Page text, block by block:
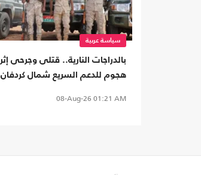
سياسة عربية
بالدراجات النارية.. قتلى وجرحى إثر
هجوم للدعم السريع شمال كردفان
08-Aug-26 01:21 AM